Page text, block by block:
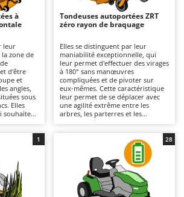
horizontal pour tracteur
et végétaux
tracteur
batterie - Démarreurs
tracteur
pour polenta
à batterie
d'air électriques
à
leur
zone de
d'être
et
angles,
sous
Elles
souhaitent
modèles
la
Tondeuses autoportées ZRT
zéro rayon de braquage
Elles se distinguent par leur
maniabilité exceptionnelle, qui
leur permet d'effectuer des virages
à 180° sans manœuvres
compliquées et de pivoter sur
eux-mêmes. Cette caractéristique
leur permet de se déplacer avec
une agilité extrême entre les
arbres, les parterres et les
finition précise et offre la
possibilité d'utiliser la fonction de
mulching. Il est recommandé de
vérifier régulièrement l'état des
lames et d'éliminer les éventuels
résidus d'herbe.
1 28